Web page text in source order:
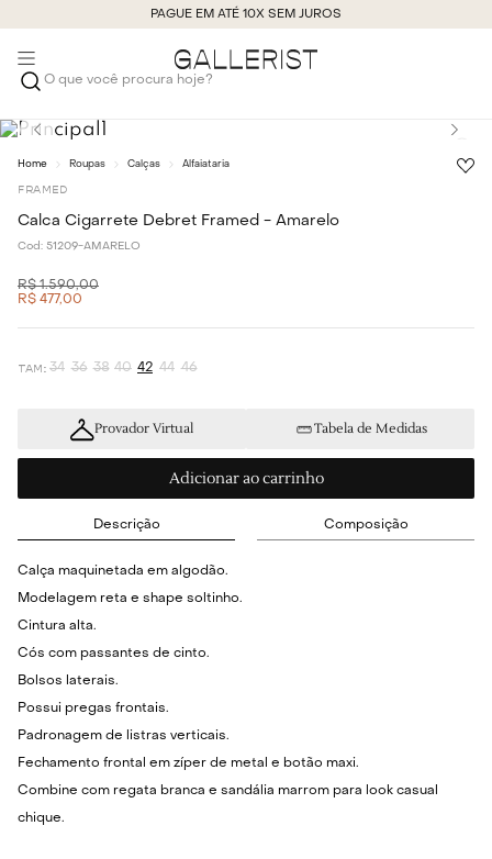
PAGUE EM ATÉ 10X SEM JUROS
O que você procura hoje?
Roupas Calças Alfaiataria
FRAMED
Calca Cigarrete Debret Framed - Amarelo
Cod: 51209-AMARELO
R$ 1.590,00
R$ 477,00
34 36 38 40 42 44 46
Provador Virtual Tabela de Medidas
Adicionar ao carrinho
Descrição Composição
Calça maquinetada em algodão.
Modelagem reta e shape soltinho.
Cintura alta.
Cós com passantes de cinto.
Bolsos laterais.
Possui pregas frontais.
Padronagem de listras verticais.
Fechamento frontal em zíper de metal e botão maxi.
Combine com regata branca e sandália marrom para look casual
chique.